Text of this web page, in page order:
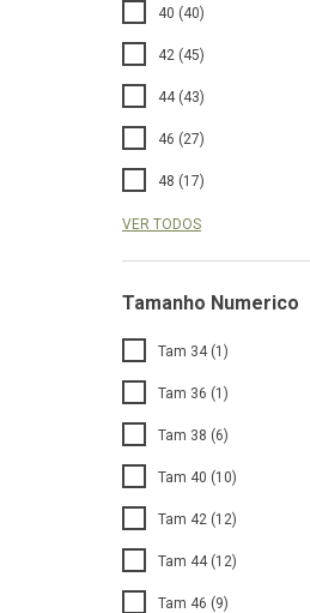
40 (40)
42 (45)
44 (43)
46 (27)
48 (17)
VER TODOS
Tamanho Numerico
Tam 34 (1)
Tam 36 (1)
Tam 38 (6)
Tam 40 (10)
Tam 42 (12)
Tam 44 (12)
Tam 46 (9)